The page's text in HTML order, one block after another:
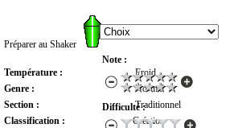
Note :
Difficulté :
Préparer au Shaker
Température :
Froid
Genre :
Normal
Section :
Traditionnel
Classification :
Création